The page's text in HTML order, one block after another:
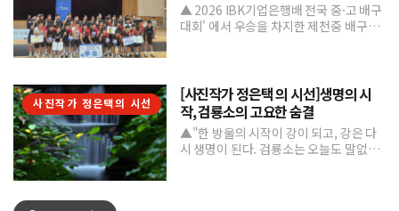
▲ 2026 IBK기업은행배 전국 중·고 배구
대회' 에서 우승을 차지한 제천중 배구부.
사진작가 정은택의 시선
[사진작가 정은택 의 시선]생명의 시
작, 검룡소의 고요한 숨결
▲"한 방울의 시작이 강이 되고, 강은 다
시 생명이 된다. 검룡소는 오늘도 말없이